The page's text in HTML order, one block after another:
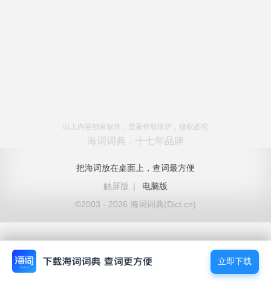
以上内容独家创作，受著作权保护，侵权必究
海词词典，十七年品牌
把海词放在桌面上，查词最方便
触屏版
|
电脑版
©2003 - 2026 海词词典(Dict.cn)
立即下载
立即下载